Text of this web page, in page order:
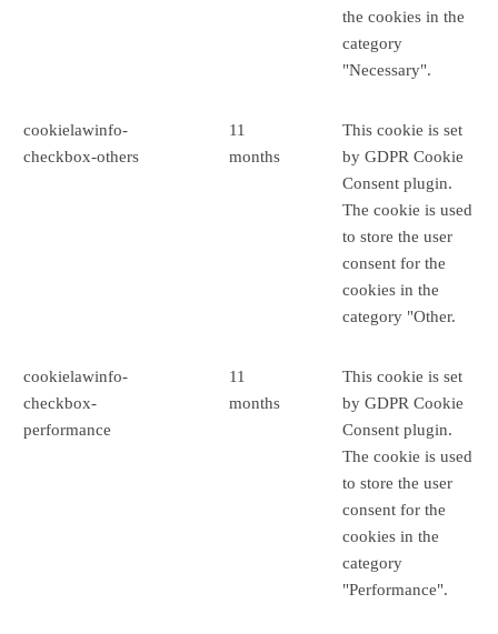
the cookies in the
category
"Necessary".
cookielawinfo-
checkbox-others
11
months
This cookie is set
by GDPR Cookie
Consent plugin.
The cookie is used
to store the user
consent for the
cookies in the
category "Other.
cookielawinfo-
checkbox-
performance
11
months
This cookie is set
by GDPR Cookie
Consent plugin.
The cookie is used
to store the user
consent for the
cookies in the
category
"Performance".